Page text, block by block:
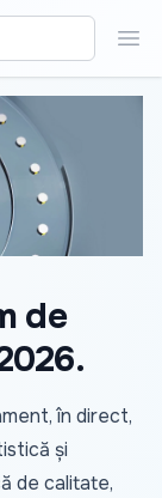
de
în direct,
și
de calitate,